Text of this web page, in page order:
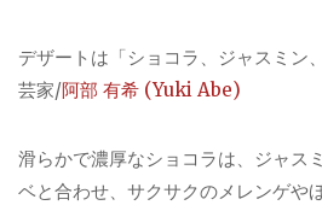
デザートは「ショコラ、ジャスミン
芸家/阿部 有希 (Yuki Abe)
滑らかで濃厚なショコラは、ジャス
ベと合わせ、サクサクのメレンゲや